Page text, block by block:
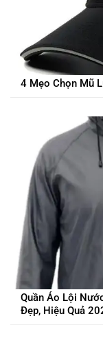
4 Mẹo Chọn Mũ
Quần Áo Lội
Đẹp, Hiệu Quả